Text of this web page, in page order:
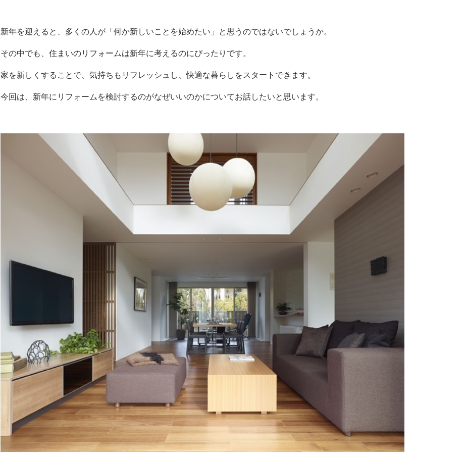
新年を迎えると、多くの人が「何か新しいことを始めたい」と思うのではないでしょうか。
その中でも、住まいのリフォームは新年に考えるのにぴったりです。
家を新しくすることで、気持ちもリフレッシュし、快適な暮らしをスタートできます。
今回は、新年にリフォームを検討するのがなぜいいのかについてお話したいと思います。